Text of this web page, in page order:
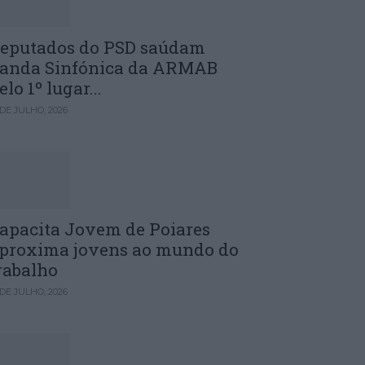
do PSD saúdam
Sinfónica da ARMAB
1º lugar...
JULHO, 2026
Jovem de Poiares
jovens ao mundo do
JULHO, 2026